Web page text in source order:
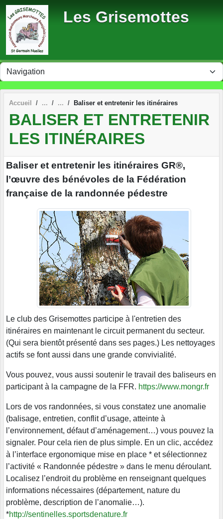
Les Grisemottes
Accueil Baliser et entretenir les itinéraires
BALISER ET ENTRETENIR
LES ITINÉRAIRES
Baliser et entretenir les itinéraires GR®,
l’œuvre des bénévoles de la Fédération
française de la randonnée pédestre
Le club des Grisemottes participe à l'entretien des
itinéraires en maintenant le circuit permanent du secteur.
(Qui sera bientôt présenté dans ses pages.) Les nettoyages
actifs se font aussi dans une grande convivialité.
Vous pouvez, vous aussi soutenir le travail des baliseurs en
participant à la campagne de la FFR. https://www.mongr.fr
Lors de vos randonnées, si vous constatez une anomalie
(balisage, entretien, conflit d’usage, atteinte à
l’environnement, défaut d’aménagement…) vous pouvez la
signaler. Pour cela rien de plus simple. En un clic, accédez
à l’interface ergonomique mise en place * et sélectionnez
l’activité « Randonnée pédestre » dans le menu déroulant.
Localisez l’endroit du problème en renseignant quelques
informations nécessaires (département, nature du
problème, description de l’anomalie…).
*http://sentinelles.sportsdenature.fr
Panneau de gestion des cookies